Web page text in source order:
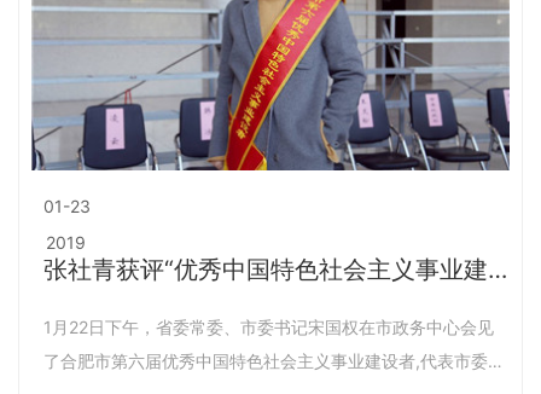
01-23
2019
张社青获评“优秀中国特色社会主义事业建
1月22日下午，省委常委、市委书记宋国权在市政务中心会见
了合肥市第六届优秀中国特色社会主义事业建设者,代表市委、